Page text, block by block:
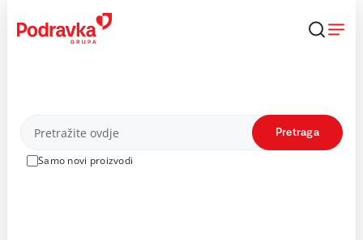
content
Proizvodi
Samo novi proizvodi
Pretraga